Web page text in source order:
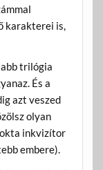
karakterei is,
trilógia
És a
azt veszed
olyan
inkvizítor
embere).